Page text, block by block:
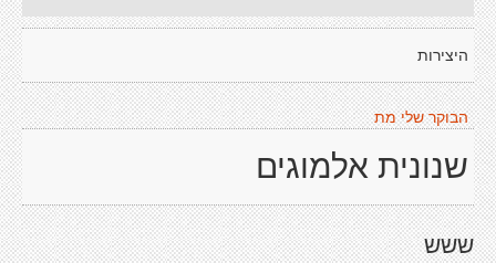
היצירות
הבוקר שלי מת
שנונית אלמוגים
ששש